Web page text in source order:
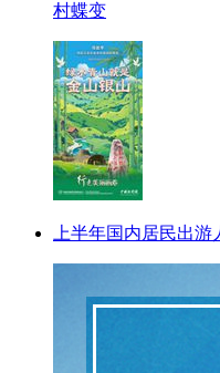
村蝶变
上半年国内居民出